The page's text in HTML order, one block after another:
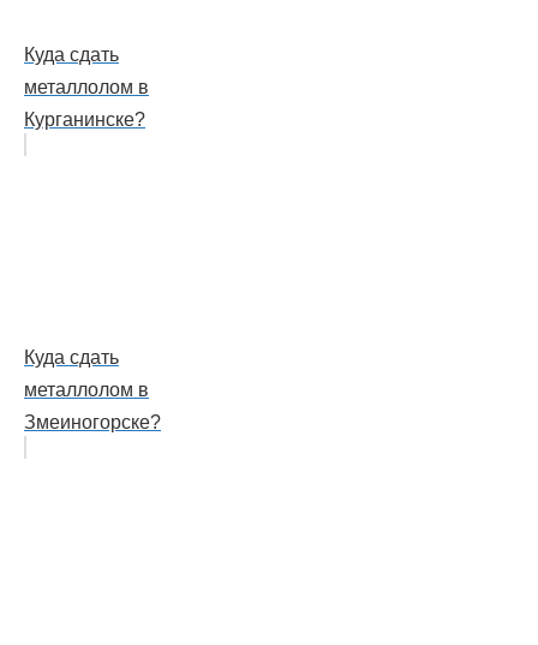
Куда сдать
металлолом в
Курганинске?
Куда сдать
металлолом в
Змеиногорске?